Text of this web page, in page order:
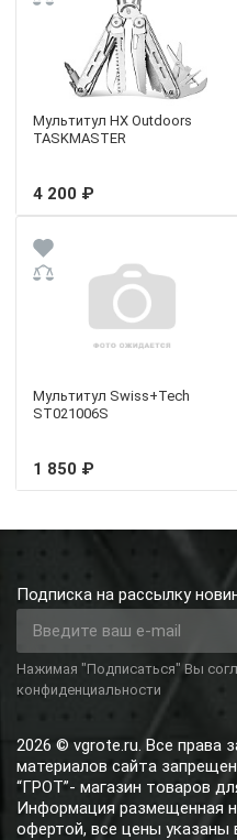
Мультитул HX Outdoors
TASKMASTER
4 200 ₽
Мультитул Swiss+Tech
ST021006S
1 850 ₽
Подписка на рассылку
Нажимая "Подписаться" Вы
конфиденциальности
2026 © vgrote.ru. Все права
материалов сайта
“ГРОТ”- магазин товаров
Информация размещенная
офертой, все цены указаны